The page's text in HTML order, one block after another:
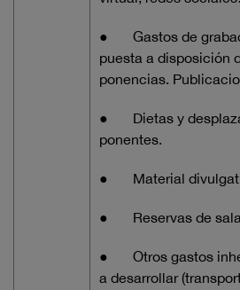
● Gastos de
puesta a disposición
ponencias.
● Dietas y
ponentes.
● Material
● Reservas de
● Otros gastos
a desarrollar